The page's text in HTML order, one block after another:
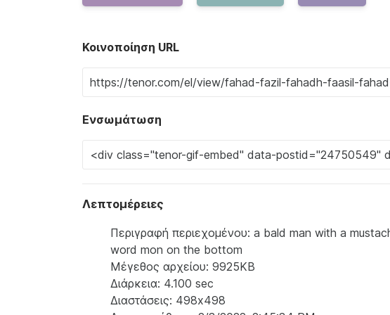
Κοινοποίηση URL
Ενσωμάτωση
Λεπτομέρειες
Περιγραφή περιεχομένου: a bald man with a
word mon on the bottom
Μέγεθος αρχείου: 9925KB
Διάρκεια: 4.100 sec
Διαστάσεις: 498x498